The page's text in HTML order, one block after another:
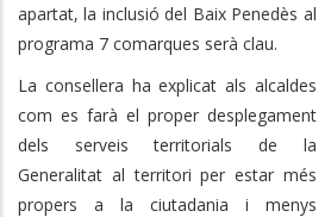
apartat, la inclusió del Baix Penedès al
programa 7 comarques serà clau.
La consellera ha explicat als alcaldes
com es farà el proper desplegament
dels serveis territorials de la
Generalitat al territori per estar més
propers a la ciutadania i menys